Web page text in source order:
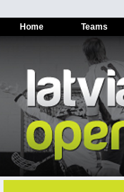
Home Teams